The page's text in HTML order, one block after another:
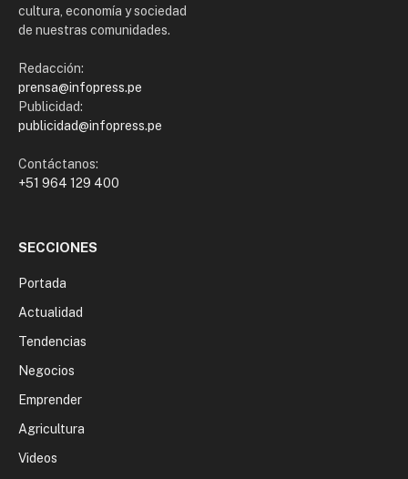
cultura, economía y sociedad
de nuestras comunidades.
Redacción:
prensa@infopress.pe
Publicidad:
publicidad@infopress.pe
Contáctanos:
+51 964 129 400
SECCIONES
Portada
Actualidad
Tendencias
Negocios
Emprender
Agricultura
Videos